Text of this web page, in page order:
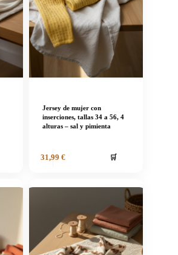
Jersey de mujer con
inserciones, tallas 34 a 56, 4
alturas – sal y pimienta
31,99 € 🛒